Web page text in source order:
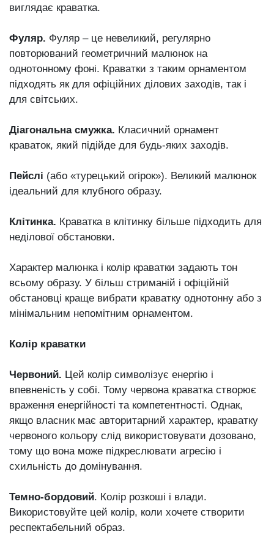
виглядає краватка.
Фуляр. Фуляр ‒ це невеликий, регулярно
повторюваний геометричний малюнок на
однотонному фоні. Краватки з таким орнаментом
підходять як для офіційних ділових заходів, так і
для світських.
Діагональна смужка. Класичний орнамент
краваток, який підійде для будь-яких заходів.
Пейслі (або «турецький огірок»). Великий малюнок
ідеальний для клубного образу.
Клітинка. Краватка в клітинку більше підходить для
неділової обстановки.
Характер малюнка і колір краватки задають тон
всьому образу. У більш стриманій і офіційній
обстановці краще вибрати краватку однотонну або з
мінімальним непомітним орнаментом.
Колір краватки
Червоний. Цей колір символізує енергію і
впевненість у собі. Тому червона краватка створює
враження енергійності та компетентності. Однак,
якщо власник має авторитарний характер, краватку
червоного кольору слід використовувати дозовано,
тому що вона може підкреслювати агресію і
схильність до домінування.
Темно-бордовий. Колір розкоші і влади.
Використовуйте цей колір, коли хочете створити
респектабельний образ.